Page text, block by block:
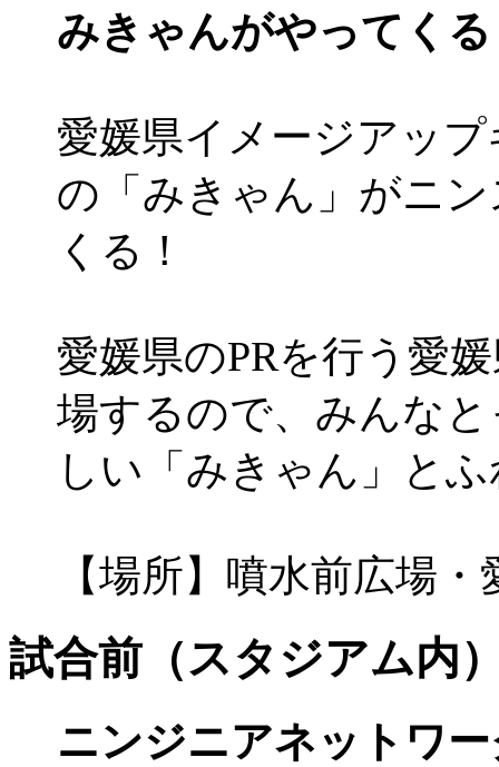
みきゃんがやってく
愛媛県イメージアッ
の「みきゃん」がニ
くる！
愛媛県のPRを行う愛
場するので、みんな
しい「みきゃん」と
【場所】噴水前広場
試合前（スタジアム内
ニンジニアネットワ